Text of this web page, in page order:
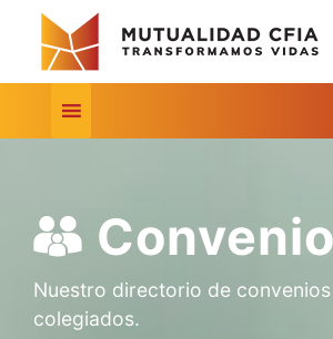
Nuestro directorio de
colegiados.